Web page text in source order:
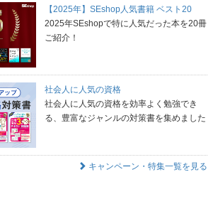
【2025年】SEshop人気書籍 ベスト20
2025年SEshopで特に人気だった本を20冊
ご紹介！
社会人に人気の資格
社会人に人気の資格を効率よく勉強でき
る、豊富なジャンルの対策書を集めました
キャンペーン・特集一覧を見る